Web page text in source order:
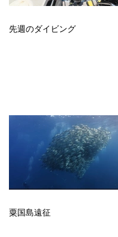
先週のダイビング
粟国島遠征